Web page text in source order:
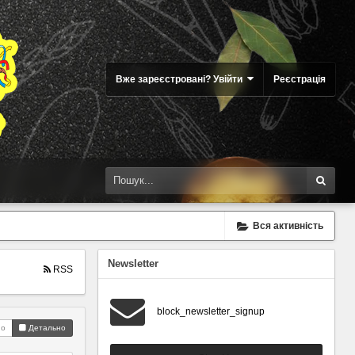
Вже зареєстровані? Увійти Реєстрація
Вся активність
RSS
Детально
Newsletter
block_newsletter_signup